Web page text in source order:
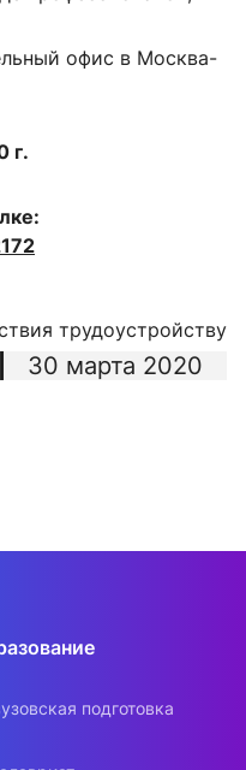
офис в Москва-
г.
трудоустройству
30 марта 2020
подготовка